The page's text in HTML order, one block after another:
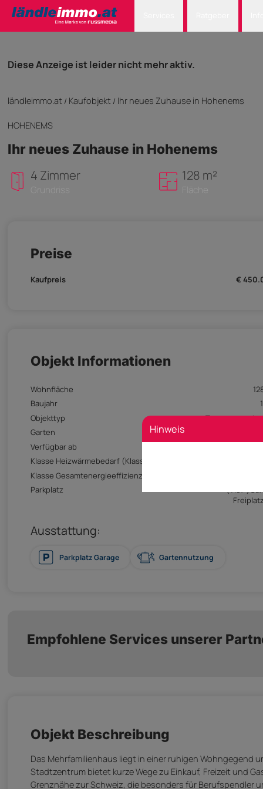
Diese Anzeige ist leider nicht mehr aktiv.
ländleimmo.at / Kaufobjekt / Ihr neues Zuhause in Hohenems
HOHENEMS
Ihr neues Zuhause in Hohenems
4 Zimmer
Grundriss
128 m²
Fläche
Preise
Kaufpreis €
Objekt Informationen
Wohnfläche
Baujahr
Objekttyp
Garten
Verfügbar ab
Klasse Heizwärmebedarf (Klasse HWB)
Klasse Gesamtenergieeffizienz-Faktor (Klasse fGEE)
Parkplatz
(Tief-
Ausstattung:
Parkplatz Garage Gartennutzung
Empfohlene Services unserer
Objekt Beschreibung
Das Mehrfamilienhaus liegt in einer ruhigen Wohngegend
Stadtzentrum bietet kurze Wege zu Einkauf, Freizeit und
Grenznähe zur Schweiz, die besonders für Berufspendler
Hinweis